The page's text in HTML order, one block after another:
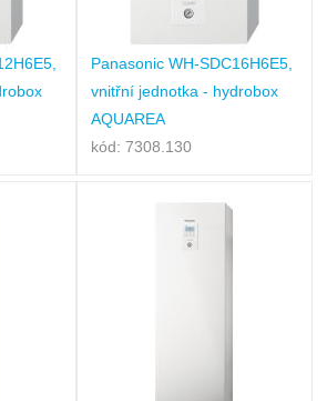
Panasonic WH-SDC16H6E5,
vnitřní jednotka - hydrobox
AQUAREA
kód: 7308.130